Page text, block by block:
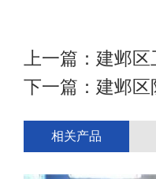
上一篇： 建邺区
下一篇： 建邺区
相关产品